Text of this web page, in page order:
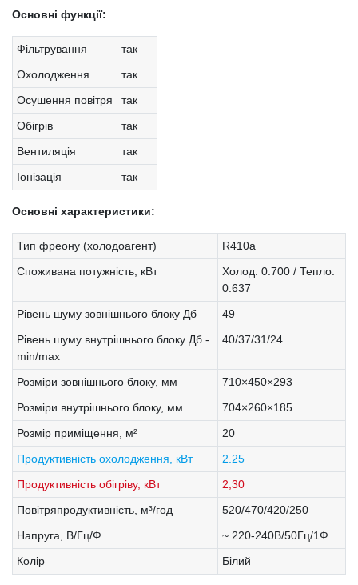
Основні функції:
Фільтрування
так
Охолодження
так
Осушення повітря
так
Обігрів
так
Вентиляція
так
Іонізація
так
Основні характеристики:
Тип фреону (холодоагент)
R410a
Споживана потужність, кВт
Холод: 0.700 / Тепло:
0.637
Рівень шуму зовнішнього блоку Дб
49
Рівень шуму внутрішнього блоку Дб -
min/max
40/37/31/24
Розміри зовнішнього блоку, мм
710×450×293
Розміри внутрішнього блоку, мм
704×260×185
Розмір приміщення, м²
20
Продуктивність охолодження, кВт
2.25
Продуктивність обігріву, кВт
2,30
Повітряпродуктивність, м³/год
520/470/420/250
Напруга, В/Гц/Ф
~ 220-240В/50Гц/1Ф
Колір
Білий